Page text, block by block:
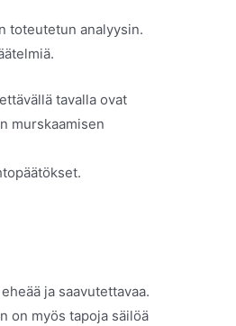
toteutetun analyysin.
tavalla ovat
murskaamisen
ja saavutettavaa.
on myös tapoja säilöä